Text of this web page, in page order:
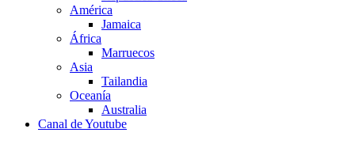
América
Jamaica
África
Marruecos
Asia
Tailandia
Oceanía
Australia
Canal de Youtube